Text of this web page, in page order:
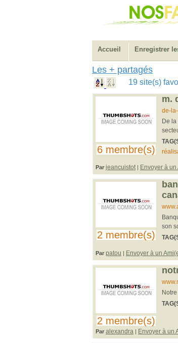
Accueil Enregistrer
Les + partagés
19 site(s)
6 membre(s)
m.
de-
De la
Par jeancuistot | Envoyer à un
2 membre(s)
son
Par patou | Envoyer à un
2 membre(s)
Par alexandra | Envoyer à un